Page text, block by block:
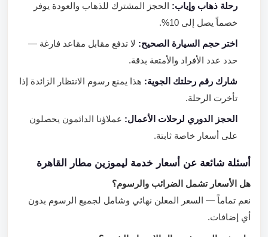
رحلة ذهاب وإياب:الحجز المشترك للذهاب والعودة يوفر
خصماً يصل إلى 10%.
اختر حجم السيارة الصحيح:لا تدفع مقابل مقاعد فارغة —
حدد عدد الأفراد والأمتعة بدقة.
شارك رقم رحلتك الجوية:هذا يمنع رسوم الانتظار الزائدة إذا
تأخرت الرحلة.
الحجز الدوري لرحلات الأعمال:عملاؤنا الدائمون يحصلون
على أسعار خاصة ثابتة.
أسئلة شائعة عن أسعار خدمة ليموزين مطار القاهرة
هل الأسعار تشمل الضرائب والرسوم؟
نعم تماماً — السعر المعلن نهائي وشامل لجميع الرسوم بدون
أي إضافات.